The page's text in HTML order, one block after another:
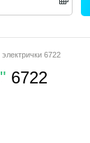
6722
6722